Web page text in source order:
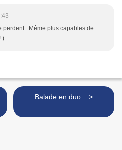
perdent...Même plus capables de
Balade en duo... >